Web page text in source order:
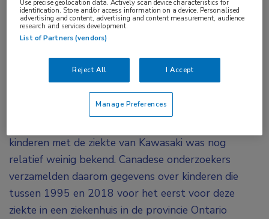
van Kawasaki is het risico op cardiovasculaire
problemen langdurig verhoogd. Uit een
tijdens ACR Convergence 2020 bleek dat na een
mediane follow-up van ruim 11 jaar meer dan
16% een cardiovasculair event doormaakte.
kinderen met de ziekte van Kawasaki was nog
relatief weinig bekend. Canadese onderzoekers
verzamelden daarom gegevens over kinderen die
tussen 1995 en 2018 voor het eerst voor deze
ziekte in een ziekenhuis in de provincie Ontario
Use precise geolocation data. Actively scan device characteristics for
identification. Store and/or access information on a device. Personalised
advertising and content, advertising and content measurement, audience
research and services development.
List of Partners (vendors)
Reject All I Accept
Manage Preferences